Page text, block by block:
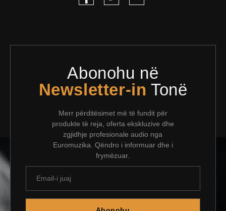
Abonohu në
Newsletter-in Tonë
Merr përditësimet më të fundit për
produkte të reja, oferta ekskluzive dhe
zgjidhje profesionale audio nga
Euromuzika. Qëndro i informuar dhe i
frymëzuar.